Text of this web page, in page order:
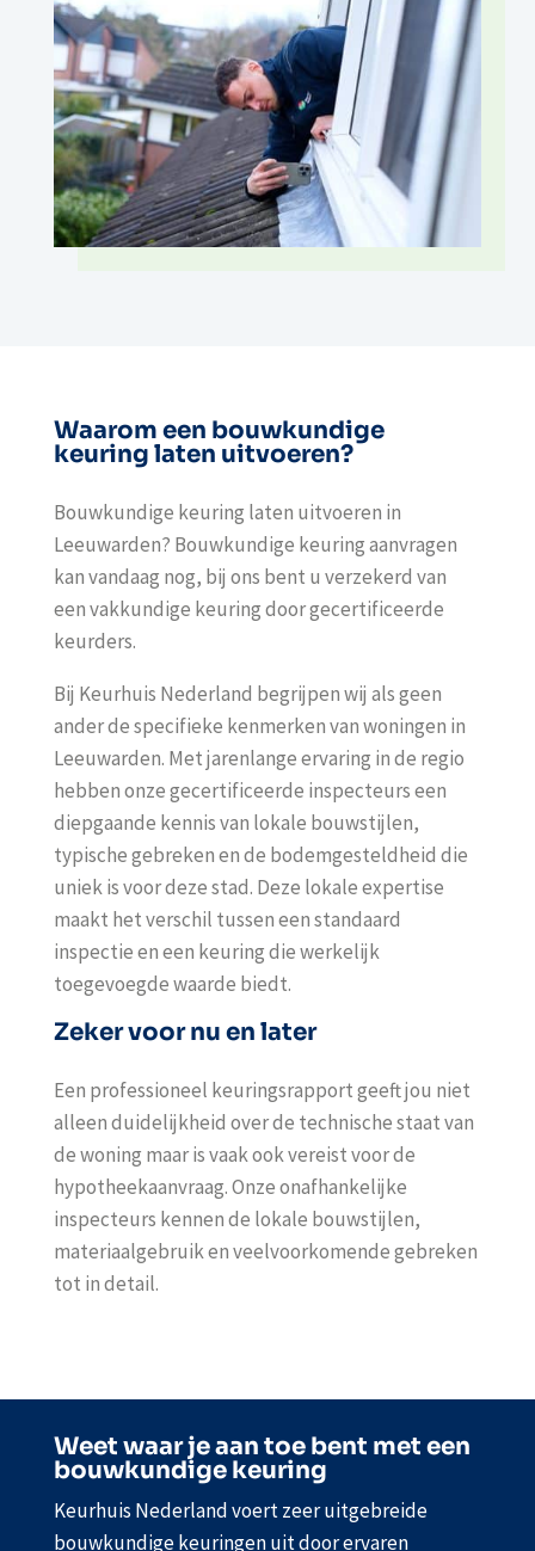
Waarom een bouwkundige
keuring laten uitvoeren?
Bouwkundige keuring laten uitvoeren in
Leeuwarden? Bouwkundige keuring aanvragen
kan vandaag nog, bij ons bent u verzekerd van
een vakkundige keuring door gecertificeerde
keurders.
Bij Keurhuis Nederland begrijpen wij als geen
ander de specifieke kenmerken van woningen in
Leeuwarden. Met jarenlange ervaring in de regio
hebben onze gecertificeerde inspecteurs een
diepgaande kennis van lokale bouwstijlen,
typische gebreken en de bodemgesteldheid die
uniek is voor deze stad. Deze lokale expertise
maakt het verschil tussen een standaard
inspectie en een keuring die werkelijk
toegevoegde waarde biedt.
Zeker voor nu en later
Een professioneel keuringsrapport geeft jou niet
alleen duidelijkheid over de technische staat van
de woning maar is vaak ook vereist voor de
hypotheekaanvraag. Onze onafhankelijke
inspecteurs kennen de lokale bouwstijlen,
materiaalgebruik en veelvoorkomende gebreken
tot in detail.
Weet waar je aan toe bent met een
bouwkundige keuring
Keurhuis Nederland voert zeer uitgebreide
bouwkundige keuringen uit door ervaren